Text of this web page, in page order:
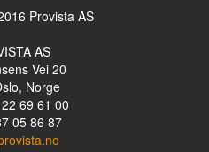
Provista AS
AS
Vei 20
Norge
69 61 00
05 86 87